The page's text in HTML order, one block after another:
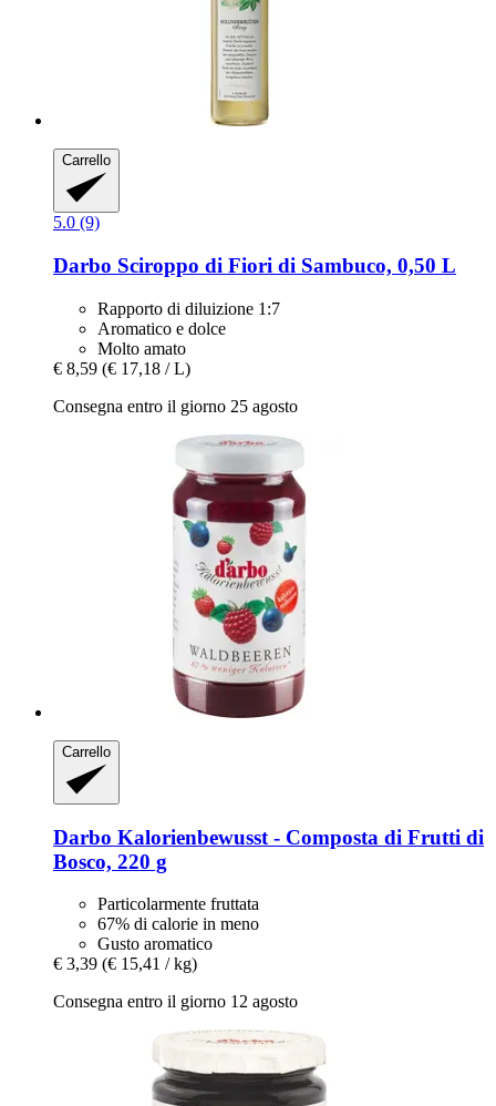
Carrello
5.0 (9)
Darbo Sciroppo di Fiori di Sambuco, 0,50 L
Rapporto di diluizione 1:7
Aromatico e dolce
Molto amato
€ 8,59 (€ 17,18 / L)
Consegna entro il giorno 25 agosto
Carrello
Darbo Kalorienbewusst -​ Composta di Frutti di
Bosco, 220 g
Particolarmente fruttata
67% di calorie in meno
Gusto aromatico
€ 3,39 (€ 15,41 / kg)
Consegna entro il giorno 12 agosto